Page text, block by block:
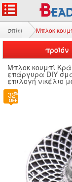
σπίτι Μπλοκ
προϊόν
Μπλοκ κουμπί
επάργυρα DIY
επιλογή νικέλιο